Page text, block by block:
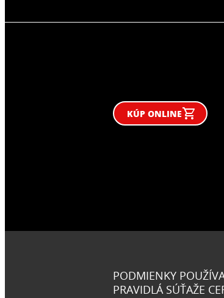
KÚP ONLINE
PODMIENKY
PRAVIDLÁ SÚŤAŽE